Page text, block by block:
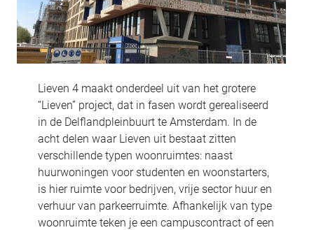
Lieven 4 maakt onderdeel uit van het grotere
“Lieven” project, dat in fasen wordt gerealiseerd
in de Delflandpleinbuurt te Amsterdam. In de
acht delen waar Lieven uit bestaat zitten
verschillende typen woonruimtes: naast
huurwoningen voor studenten en woonstarters,
is hier ruimte voor bedrijven, vrije sector huur en
verhuur van parkeerruimte. Afhankelijk van type
woonruimte teken je een campuscontract of een